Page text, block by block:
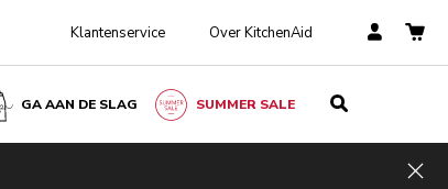
Klantenservice Over KitchenAid
GA AAN DE SLAG SUMMER SALE